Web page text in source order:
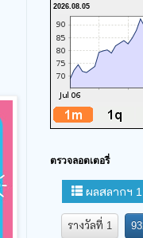
2026.08.05
ตรวจลอตเตอรี่